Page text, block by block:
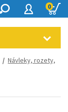
0
/ Návleky, rozety,